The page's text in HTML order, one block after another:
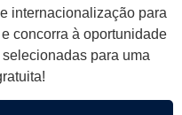
internacionalização para
concorra à oportunidade
para uma